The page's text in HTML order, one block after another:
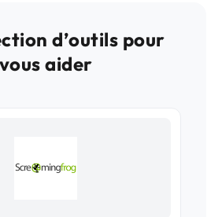
d’outils pour
vous aider